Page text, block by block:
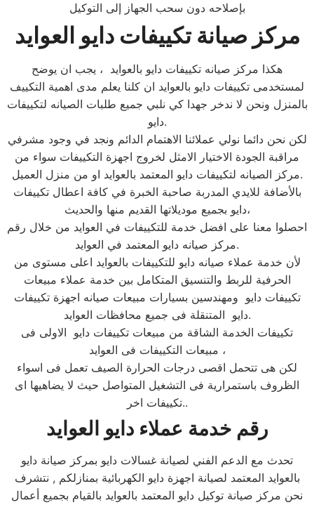
بإصلاحه دون سحب الجهاز إلى التوكيل
مركز صيانة تكييفات دايو العوايد
هكذا مركز صيانه تكييفات دايو بالعوايد ، يجب ان يوضح
لمستخدمى تكييفات دايو بالعوايد ان كلنا يعلم مدى اهمية التكييف
بالمنزل ونحن لا ندخر جهدا كي نلبي جميع طلبات الصيانه لتكييفات
دايو.
لكن نحن دائما نولي عملائنا الاهتمام الدائم ونجد في وجود مشرفي
مراقبة الجودة الاختيار الامثل لخروج اجهزة التكييفات سواء من
مركز الصيانه لتكييفات دايو المعتمد بالعوايد او من منزل العميل.
بالأضافة للايدي المدربة صاحبة الخبرة في كافة اعطال تكييفات
دايو بجميع موديلاتها القديم منها والحديث،
احصلوا معنا على افضل خدمة للتكييفات في العوايد من خلال رقم
مركز صيانه دايو المعتمد في العوايد.
لأن خدمة عملاء صيانه دايو للتكييفات بالعوايد اعلى مستوى من
الحرفية للربط والتنسيق المتكامل بين خدمة عملاء مبيعات
تكييفات دايو ومهندسين بسيارات مبيعات صيانه اجهزة تكييفات
دايو المتنقلة فى جميع محافظات العوايد.
تكييفات الخدمة الشاقة من مبيعات تكييفات دايو الاولى فى
مبيعات التكييفات فى العوايد ،
لكن هى تتحمل اقصى درجات الحرارة الصيف تعمل فى اسواء
الظروف باستمرارية فى التشغيل المتواصل حيث لا يضاهيها اى
تكييفات اخر..
رقم خدمة عملاء دايو العوايد
تحدث مع الدعم الفني لصيانة غسالات دايو بمركز صيانة دايو
بالعوايد المعتمد لصيانة اجهزة دايو الكهربائية بمنازلكم , نتشرف
نحن مركز صيانة توكيل دايو المعتمد بالعوايد بالقيام بجميع أعمال